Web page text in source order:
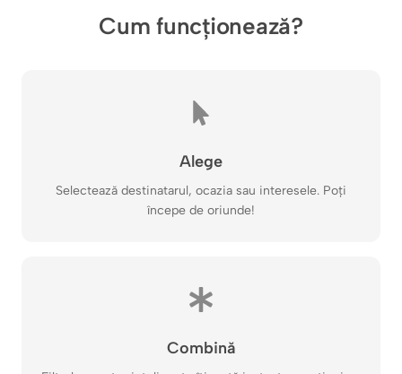
Cum funcționează?
Alege
Selectează destinatarul, ocazia sau interesele. Poți
începe de oriunde!
Combină